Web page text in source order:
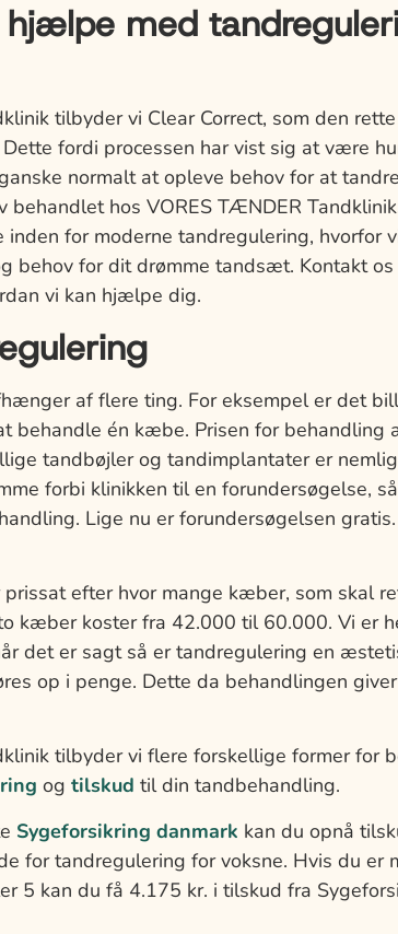
hjælpe med
tilbyder vi Clear Correct, som den
fordi processen har vist sig at være
normalt at opleve behov for at
behandlet hos VORES TÆNDER
for moderne tandregulering, hvorfor
behov for dit drømme tandsæt. Kontakt
vi kan hjælpe dig.
af flere ting. For eksempel er det
behandle én kæbe. Prisen for behandling
tandbøjler og tandimplantater er
forbi klinikken til en forundersøgelse,
Lige nu er forundersøgelsen
efter hvor mange kæber, som skal
kæber koster fra 42.000 til 60.000. Vi er
det er sagt så er tandregulering en
op i penge. Dette da behandlingen
tilbyder vi flere forskellige former for
og tilskud til din tandbehandling.
Sygeforsikring danmark kan du opnå
for tandregulering for voksne. Hvis du er
5 kan du få 4.175 kr. i tilskud fra